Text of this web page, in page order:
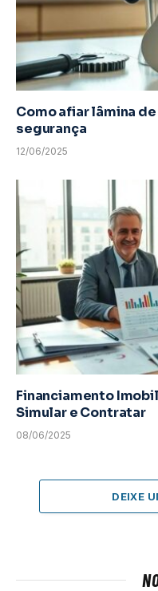
Como afiar lâmina
segurança
12/06/2025
Financiamento
Simular e Contratar
08/06/2025
DEIXE